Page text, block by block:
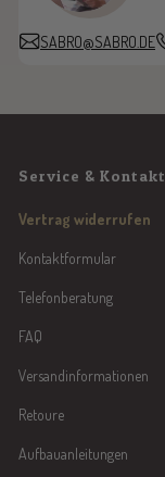
SABRO@SABRO.DE
Service & Kontakt
Vertrag widerrufen
Kontaktformular
Telefonberatung
FAQ
Versandinformationen
Retoure
Aufbauanleitungen